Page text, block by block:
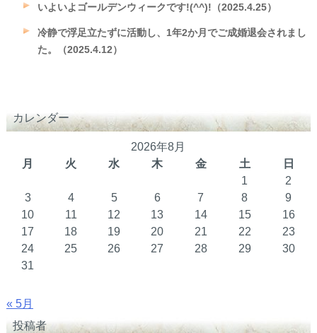
いよいよゴールデンウィークです!(^^)!（2025.4.25）
冷静で浮足立たずに活動し、1年2か月でご成婚退会されまし
た。（2025.4.12）
カレンダー
2026年8月
月
火 水 木 金 土
日
1
2
3
4 5 6 7 8
9
10
11 12 13 14 15
16
17
18 19 20 21 22
23
24
25 26 27 28 29
30
31
« 5月
投稿者